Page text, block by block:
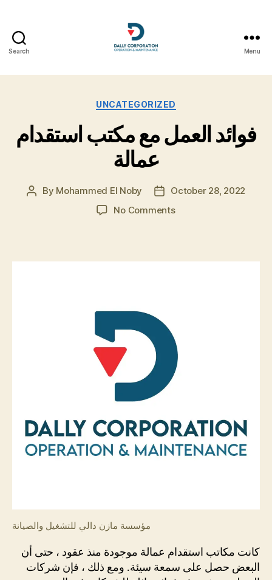
Search Menu
Categories
UNCATEGORIZED
فوائد العمل مع مكتب استقدام
عمالة
Post
By Mohammed El Noby
Post
date
October 28, 2022
No Commentson
مكتب
مؤسسة مازن دالي للتشغيل والصيانة
كانت مكاتب استقدام عمالة موجودة منذ عقود ، حتى أن
البعض حصل على سمعة سيئة. ومع ذلك ، فإن شركات